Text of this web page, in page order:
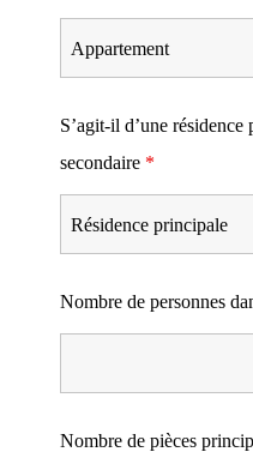
S’agit-il d’une
secondaire *
Nombre de personnes
Nombre de pièces